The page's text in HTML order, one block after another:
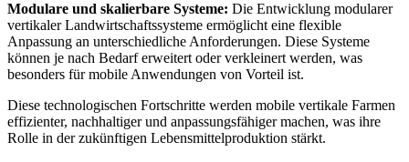
Modulare und skalierbare Systeme: Die Entwicklung modularer
vertikaler Landwirtschaftssysteme ermöglicht eine flexible
Anpassung an unterschiedliche Anforderungen. Diese Systeme
können je nach Bedarf erweitert oder verkleinert werden, was
besonders für mobile Anwendungen von Vorteil ist.
Diese technologischen Fortschritte werden mobile vertikale Farmen
effizienter, nachhaltiger und anpassungsfähiger machen, was ihre
Rolle in der zukünftigen Lebensmittelproduktion stärkt.